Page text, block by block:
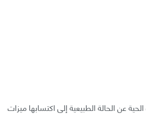
عن الحالة الطبيعية إلى اكتسابها ميزات